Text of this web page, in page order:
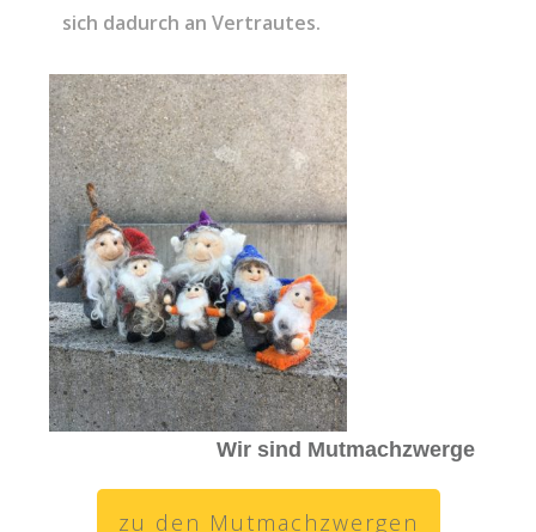
sich dadurch an Vertrautes.
Wir sind Mutmachzwerge
zu den Mutmachzwergen